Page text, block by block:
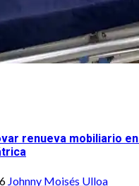
renueva mobiliario
Johnny Moisés Ulloa